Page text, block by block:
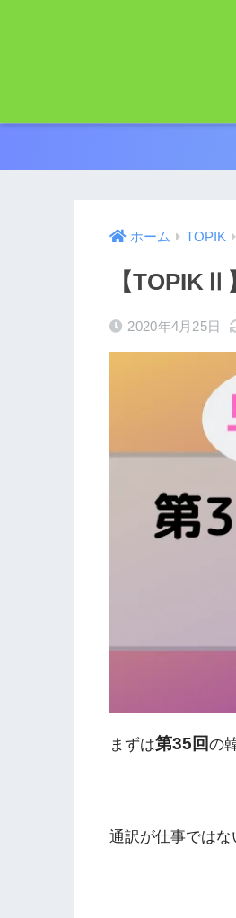
ホーム TOPIK
【TOPIKⅡ
2020年4月25日
まずは第35回の
通訳が仕事ではな